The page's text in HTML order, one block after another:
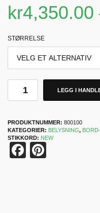
kr4,350.00
STØRRELSE
LEGG I
PRODUKTNUMMER: 800100
KATEGORIER: BELYSNING,
STIKKORD: NEW
Facebook